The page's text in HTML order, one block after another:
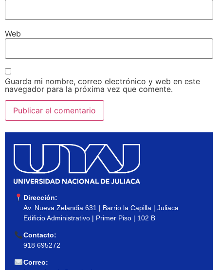
Web
Guarda mi nombre, correo electrónico y web en este
navegador para la próxima vez que comente.
Dirección:
Av. Nueva Zelandia 631 | Barrio la Capilla | Juliaca
Edificio Administrativo | Primer Piso | 102 B
Contacto:
918 695272
Correo: